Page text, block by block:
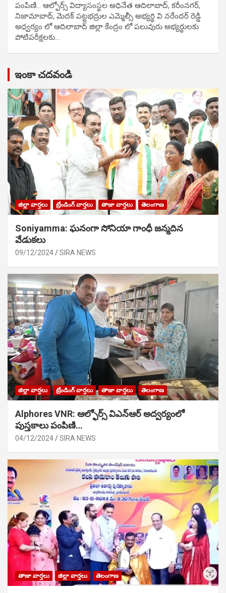
పంపిణి… ఆల్ఫోర్స్ విద్యాసంస్థల అధినేత ఆదిలాబాద్, కరీంనగర్,
నిజామాబాద్, మెదక్ పట్టభద్రుల ఎమ్మెల్సీ అభ్యర్థి వి నరేందర్ రెడ్డి
అధ్వర్యం లో ఆదిలాబాద్ జిల్లా కేంద్రం లో పలువురు అభ్యర్థులకు
పోటిప‌రీక్ష‌ల‌కు…
ఇంకా చదవండి
జిల్లా వార్తలు ట్రేండింగ్ వార్తలు తాజా వార్తలు తెలంగాణ
Soniyamma: ఘ‌నంగా సోనియా గాంధీ జ‌న్మ‌దిన
వేడుక‌లు
09/12/2024 SIRA NEWS
జిల్లా వార్తలు ట్రేండింగ్ వార్తలు తాజా వార్తలు తెలంగాణ
Alphores VNR: ఆల్ఫోర్స్ విఎన్ఆర్ అద్వర్యంలో
పుస్తకాలు పంపిణి…
04/12/2024 SIRA NEWS
తాజా వార్తలు జిల్లా వార్తలు తెలంగాణ